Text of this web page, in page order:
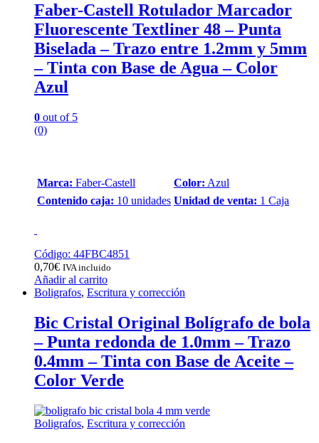
Faber-Castell Rotulador Marcador
Fluorescente Textliner 48 – Punta
Biselada – Trazo entre 1.2mm y 5mm
– Tinta con Base de Agua – Color
Azul
0 out of 5
(0)
Marca: Faber-Castell Color: Azul
Contenido caja: 10 unidades Unidad de venta: 1 Caja
Código: 44FBC4851
0,70€ IVA incluido
Añadir al carrito
Boligrafos, Escritura y corrección
Bic Cristal Original Bolígrafo de bola
– Punta redonda de 1.0mm – Trazo
0.4mm – Tinta con Base de Aceite –
Color Verde
Boligrafos, Escritura y corrección